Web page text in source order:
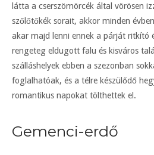
látta a cserszömörcék által vörösen
szőlőtőkék sorait, akkor minden
akar majd lenni ennek a párját ritkító
rengeteg eldugott falu és kisváros
szálláshelyek ebben a szezonban
foglalhatóak, és a télre készülődő
romantikus napokat tölthettek el.
Gemenci-erdő